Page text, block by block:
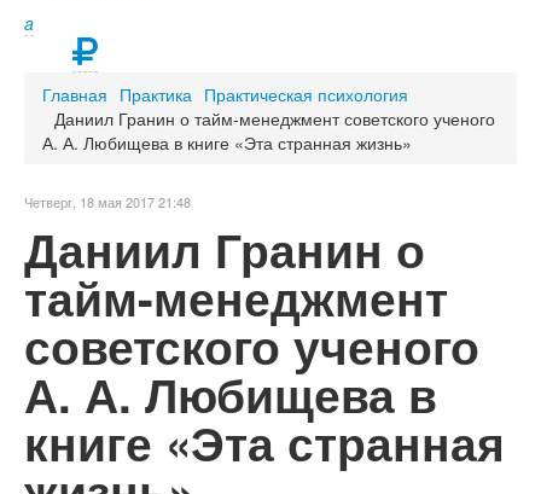
a
Главная Практика Практическая психология
Даниил Гранин о тайм-менеджмент советского ученого
А. А. Любищева в книге «Эта странная жизнь»
Четверг, 18 мая 2017 21:48
Даниил Гранин о
тайм-менеджмент
советского ученого
А. А. Любищева в
книге «Эта странная